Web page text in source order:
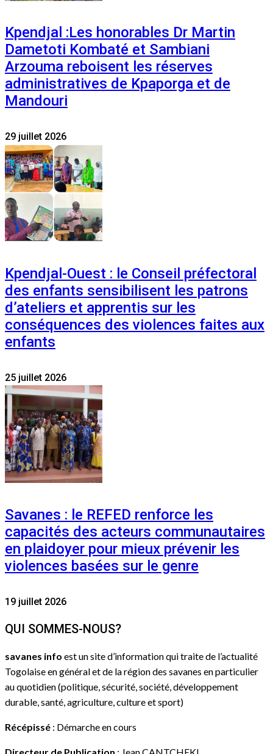
Kpendjal :Les honorables Dr Martin
Dametoti Kombaté et Sambiani
Arzouma reboisent les réserves
administratives de Kpaporga et de
Mandouri
29 juillet 2026
Kpendjal-Ouest : le Conseil préfectoral
des enfants sensibilisent les patrons
d’ateliers et apprentis sur les
conséquences des violences faites aux
enfants
25 juillet 2026
Savanes : le REFED renforce les
capacités des acteurs communautaires
en plaidoyer pour mieux prévenir les
violences basées sur le genre
19 juillet 2026
QUI SOMMES-NOUS?
savanes info est un site d’information qui traite de l’actualité
Togolaise en général et de la région des savanes en particulier
au quotidien (politique, sécurité, société, développement
durable, santé, agriculture, culture et sport)
Récépissé : Démarche en cours